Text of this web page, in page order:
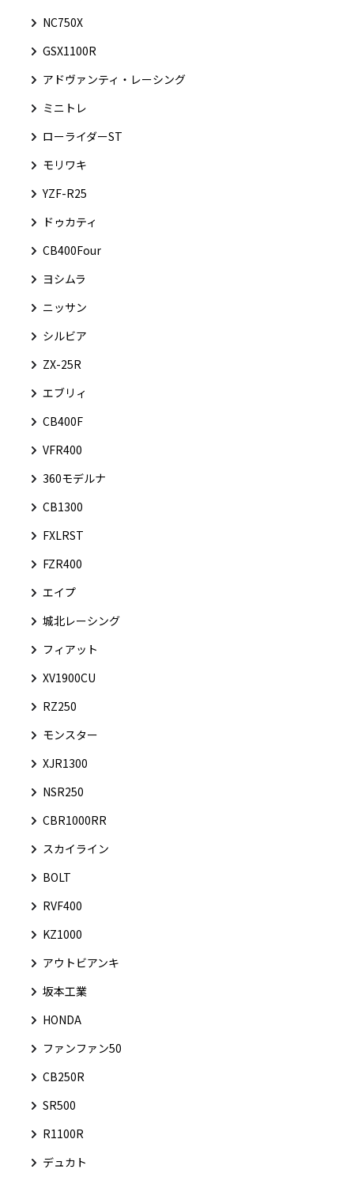
NC750X
GSX1100R
アドヴァンティ・レーシング
ミニトレ
ローライダーST
モリワキ
YZF-R25
ドゥカティ
CB400Four
ヨシムラ
ニッサン
シルビア
ZX-25R
エブリィ
CB400F
VFR400
360モデルナ
CB1300
FXLRST
FZR400
エイプ
城北レーシング
フィアット
XV1900CU
RZ250
モンスター
XJR1300
NSR250
CBR1000RR
スカイライン
BOLT
RVF400
KZ1000
アウトビアンキ
坂本工業
HONDA
ファンファン50
CB250R
SR500
R1100R
デュカト